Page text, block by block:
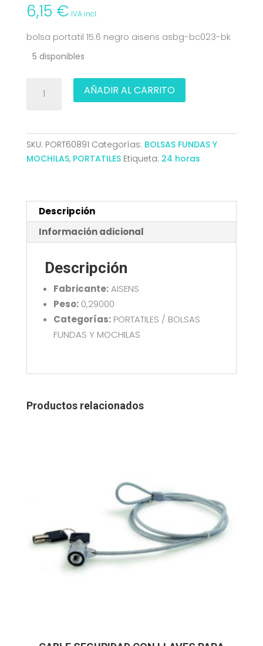
6,15 € IVA incl.
bolsa portatil 15.6 negro aisens asbg-bc023-bk
5 disponibles
PORTATIL
AISENS
ASBG-
AÑADIR AL CARRITO
SKU: PORT60891 Categorías: BOLSAS FUNDAS Y
MOCHILAS, PORTATILES Etiqueta: 24 horas
Descripción
Información adicional
Descripción
Fabricante:AISENS
Peso:0,29000
Categorías:PORTATILES / BOLSAS
FUNDAS Y MOCHILAS
Productos relacionados